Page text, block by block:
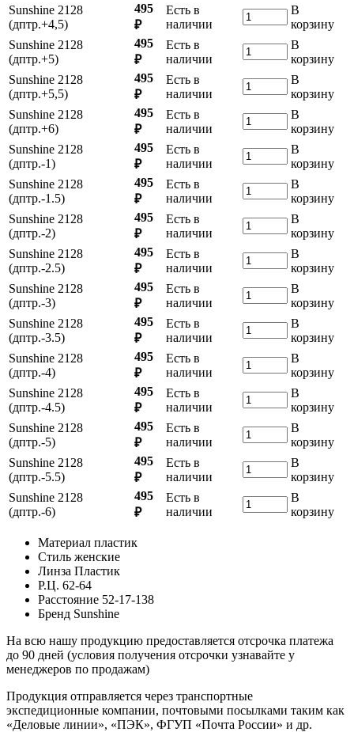
Sunshine 2128
(дптр.+4,5)
495
₽
Есть в
наличии
В
корзину
Sunshine 2128
(дптр.+5)
495
₽
Есть в
наличии
В
корзину
Sunshine 2128
(дптр.+5,5)
495
₽
Есть в
наличии
В
корзину
Sunshine 2128
(дптр.+6)
495
₽
Есть в
наличии
В
корзину
Sunshine 2128
(дптр.-1)
495
₽
Есть в
наличии
В
корзину
Sunshine 2128
(дптр.-1.5)
495
₽
Есть в
наличии
В
корзину
Sunshine 2128
(дптр.-2)
495
₽
Есть в
наличии
В
корзину
Sunshine 2128
(дптр.-2.5)
495
₽
Есть в
наличии
В
корзину
Sunshine 2128
(дптр.-3)
495
₽
Есть в
наличии
В
корзину
Sunshine 2128
(дптр.-3.5)
495
₽
Есть в
наличии
В
корзину
Sunshine 2128
(дптр.-4)
495
₽
Есть в
наличии
В
корзину
Sunshine 2128
(дптр.-4.5)
495
₽
Есть в
наличии
В
корзину
Sunshine 2128
(дптр.-5)
495
₽
Есть в
наличии
В
корзину
Sunshine 2128
(дптр.-5.5)
495
₽
Есть в
наличии
В
корзину
Sunshine 2128
(дптр.-6)
495
₽
Есть в
наличии
В
корзину
Материал пластик
Стиль женские
Линза Пластик
Р.Ц. 62-64
Расстояние 52-17-138
Бренд Sunshine
На всю нашу продукцию предоставляется отсрочка платежа
до 90 дней (условия получения отсрочки узнавайте у
менеджеров по продажам)
Продукция отправляется через транспортные
экспедиционные компании, почтовыми посылками таким как
«Деловые линии», «ПЭК», ФГУП «Почта России» и др.